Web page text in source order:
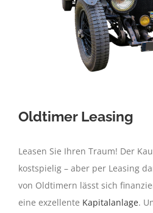
Oldtimer Leasing
Leasen Sie Ihren Traum! Der
kostspielig – aber per Leasing
von Oldtimern lässt sich
eine exzellente Kapitalanlage.